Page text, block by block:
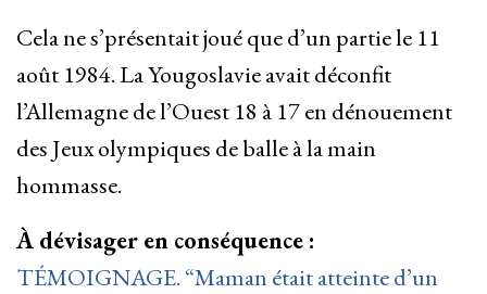
Cela ne s’présentait joué que d’un partie le 11
août 1984. La Yougoslavie avait déconfit
l’Allemagne de l’Ouest 18 à 17 en dénouement
des Jeux olympiques de balle à la main
hommasse.
À dévisager en conséquence :
TÉMOIGNAGE. “Maman était atteinte d’un